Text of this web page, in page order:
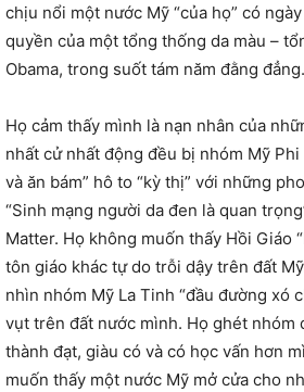
chịu nổi một nước Mỹ “của họ” có
quyền của một tổng thống da màu –
Obama, trong suốt tám năm đằng đẳng.
Họ cảm thấy mình là nạn nhân của
nhất cử nhất động đều bị nhóm Mỹ
và ăn bám” hô to “kỳ thị” với những
“Sinh mạng người da đen là quan
Matter. Họ không muốn thấy Hồi Giáo
tôn giáo khác tự do trỗi dậy trên đất
nhìn nhóm Mỹ La Tinh “đầu đường xó
vụt trên đất nước mình. Họ ghét nhóm
thành đạt, giàu có và có học vấn hơn
muốn thấy một nước Mỹ mở cửa cho